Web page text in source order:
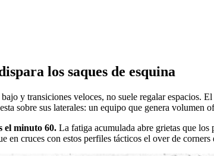
los saques de esquina
y transiciones veloces, no suele regalar espacios.
sobre sus laterales: un equipo que genera
el minuto 60. La fatiga acumulada abre grietas que
en cruces con estos perfiles tácticos el over de